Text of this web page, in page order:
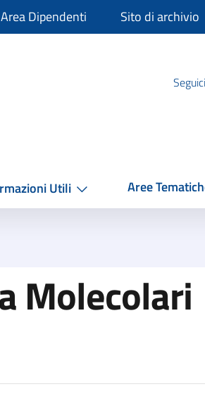
Area Dipendenti Sito di archivio
Utili Aree
Molecolari